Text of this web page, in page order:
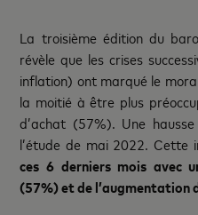
La troisième édition du
révèle que les crises
inflation) ont marqué le
la moitié à être plus
d’achat (57%). Une
l’étude de mai 2022. Cette
ces 6 derniers mois avec
(57%) et de l’augmentation